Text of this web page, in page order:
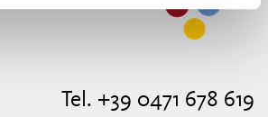
Tel. +39 0471 678 619